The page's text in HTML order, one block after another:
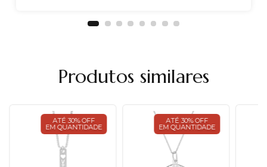
Produtos similares
ATÉ 30% OFF
EM QUANTIDADE
ATÉ 30% OFF
EM QUANTIDADE